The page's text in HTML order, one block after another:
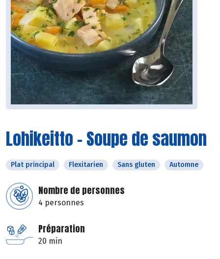
Lohikeitto – Soupe de saumon
Plat principal Flexitarien Sans gluten Automne
Nombre de personnes
4 personnes
Préparation
20 min